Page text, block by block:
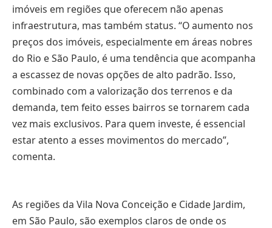
imóveis em regiões que oferecem não apenas
infraestrutura, mas também status. “O aumento nos
preços dos imóveis, especialmente em áreas nobres
do Rio e São Paulo, é uma tendência que acompanha
a escassez de novas opções de alto padrão. Isso,
combinado com a valorização dos terrenos e da
demanda, tem feito esses bairros se tornarem cada
vez mais exclusivos. Para quem investe, é essencial
estar atento a esses movimentos do mercado”,
comenta.
As regiões da Vila Nova Conceição e Cidade Jardim,
em São Paulo, são exemplos claros de onde os